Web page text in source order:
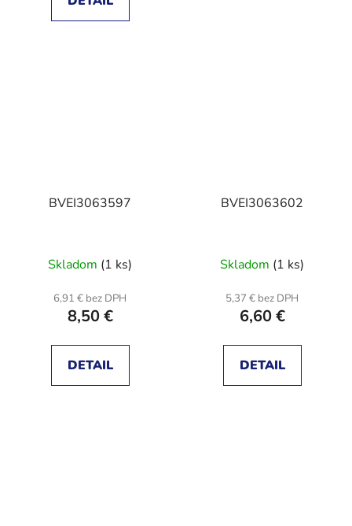
BVEI3063597
Skladom (1 ks)
6,91 € bez DPH
8,50 €
DETAIL
BVEI3063602
Skladom (1 ks)
5,37 € bez DPH
6,60 €
DETAIL